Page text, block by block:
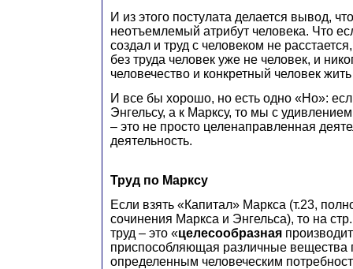
И из этого постулата делается вывод,
неотъемлемый атрибут человека. Что
создал и труд с человеком не
без труда человек уже не человек, и
человечество и конкретный человек
И все бы хорошо, но есть одно «Но»:
Энгельсу, а к Марксу, то мы с
– это не просто целенаправленная
деятельность.
Труд по Марксу
Если взять «Капитал» Маркса (т.23,
сочинения Маркса и Энгельса), то на
труд – это «целесообразная
приспособляющая различные вещества
определенным человеческим